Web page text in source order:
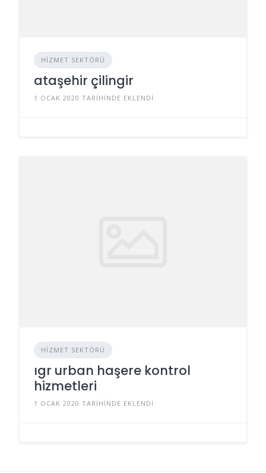
HIZMET SEKTÖRÜ
ataşehir çilingir
1 OCAK 2020 TARIHINDE EKLENDI
HIZMET SEKTÖRÜ
ıgr urban haşere kontrol
hizmetleri
1 OCAK 2020 TARIHINDE EKLENDI